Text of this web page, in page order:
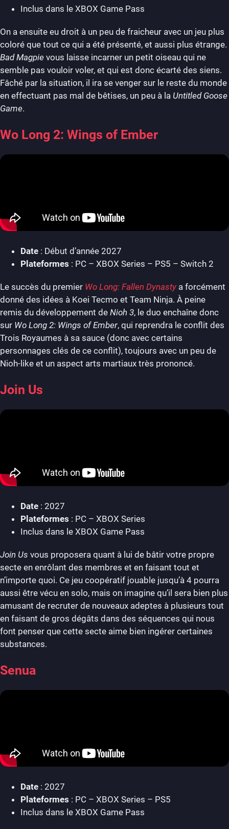
Inclus dans le XBOX Game Pass
On a ensuite eu droit à un peu de fraicheur avec un jeu plus
coloré que tout ce qui a été présenté, et aussi plus étrange.
Bad Magpie vous laisse incarner un petit oiseau qui ne
semble pas vouloir voler, et qui est donc écarté des siens.
Fâché par la situation, il ira se venger sur le reste du monde
en effectuant pas mal de bêtises, un peu à la Untitled Goose
Game.
Wo Long 2: Wings of Ember
Date : Début d’année 2027
Plateformes : PC – XBOX Series – PS5 – Switch 2
Le succès du premier Wo Long: Fallen Dynasty a forcément
donné des idées à Koei Tecmo et Team Ninja. À peine
remis du développement de Nioh 3, le duo enchaîne donc
sur Wo Long 2: Wings of Ember, qui reprendra le conflit des
Trois Royaumes à sa sauce (donc avec certains
personnages clés de ce conflit), toujours avec un peu de
Nioh-like et un aspect arts martiaux très prononcé.
Join Us
Date : 2027
Plateformes : PC – XBOX Series
Inclus dans le XBOX Game Pass
Join Us vous proposera quant à lui de bâtir votre propre
secte en enrôlant des membres et en faisant tout et
n’importe quoi. Ce jeu coopératif jouable jusqu’à 4 pourra
aussi être vécu en solo, mais on imagine qu’il sera bien plus
amusant de recruter de nouveaux adeptes à plusieurs tout
en faisant de gros dégâts dans des séquences qui nous
font penser que cette secte aime bien ingérer certaines
substances.
Senua
Date : 2027
Plateformes : PC – XBOX Series – PS5
Inclus dans le XBOX Game Pass